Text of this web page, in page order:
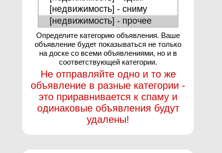
Определите категорию объявления. Ваше
объявление будет показываться не только
на доске со всеми объявлениями, но и в
соответствующей категории.
Не отправляйте одно и то же
объявление в разные категории -
это приравнивается к спаму и
одинаковые объявления будут
удалены!